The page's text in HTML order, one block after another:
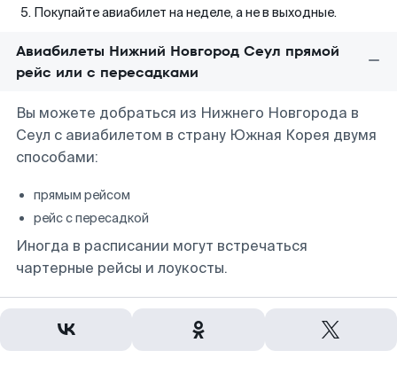
Покупайте авиабилет на неделе, а не в выходные.
Авиабилеты Нижний Новгород Сеул прямой
рейс или с пересадками
Вы можете добраться из Нижнего Новгорода в
Сеул с авиабилетом в страну Южная Корея двумя
способами:
прямым рейсом
рейс с пересадкой
Иногда в расписании могут встречаться
чартерные рейсы и лоукосты.